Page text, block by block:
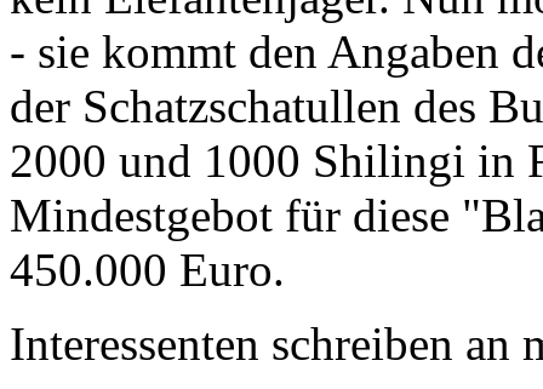
- sie kommt den Angaben
der Schatzschatullen des
2000 und 1000 Shilingi in
Mindestgebot für diese
450.000 Euro.
Interessenten schreiben